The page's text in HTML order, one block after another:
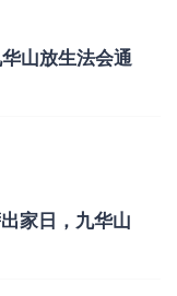
山放生法会通
家日，九华山